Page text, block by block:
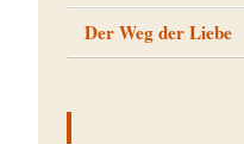
Der Weg der Liebe